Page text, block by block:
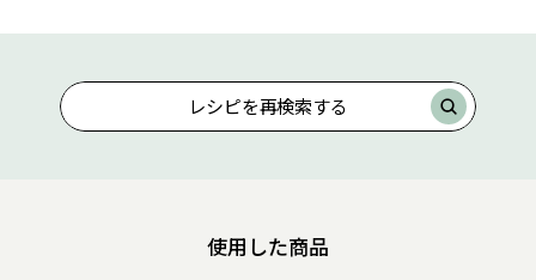
レシピを再検索する
使用した商品